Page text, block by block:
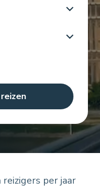
per jaar